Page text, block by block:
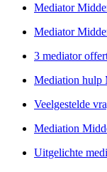
Mediator
Mediator
3 mediator
Mediation hulp
Veelgestelde
Mediation
Uitgelichte